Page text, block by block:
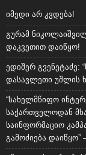
იმედი არ კვდება!
გურამ
დაკვეთით დაიწყო!
ედიშერ გვენეტაძე:
დასავლეთი უშლის
“სახელმწიფო
საქართველოდან
საინფორმაციო
გამოძიება დაიწყო”